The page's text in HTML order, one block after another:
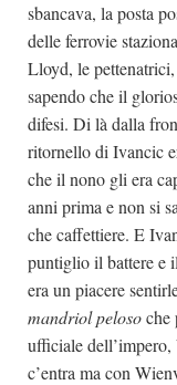
sbancava, la posta
delle ferrovie
Lloyd, le
sapendo che il
difesi. Di là dalla
ritornello di Ivancic
che il nono gli era
anni prima e non si
che caffettiere. E
puntiglio il battere e
era un piacere
mandriol pelosoche
ufficiale
c’entra ma con